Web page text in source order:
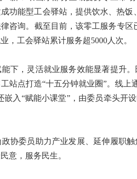
功能型工会驿站，提供饮水、热
咨询。截至目前，该零工服务专
，工会驿站累计服务超5000人次。
，灵活就业服务效能显著提升。
站点打造“十五分钟就业圈”。线
嵌入“赋能小课堂”，由委员牵头开
委员助力产业发展、延伸履职触
意，服务民生。